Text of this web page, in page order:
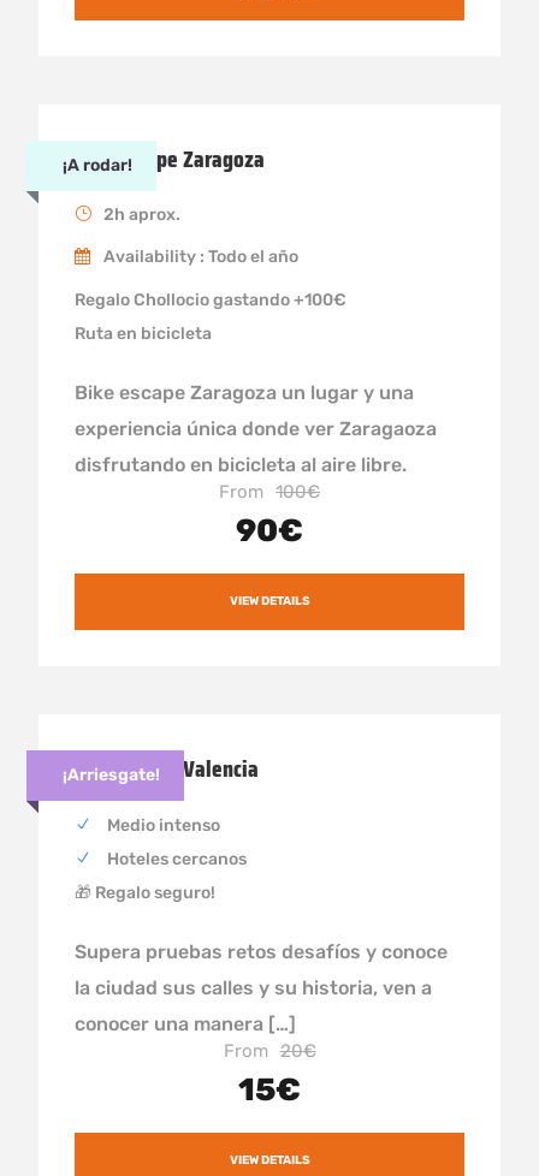
¡A rodar!
Bike Escape Zaragoza
2h aprox.
Availability : Todo el año
Regalo Chollocio gastando +100€
Ruta en bicicleta
Bike escape Zaragoza un lugar y una
experiencia única donde ver Zaragaoza
disfrutando en bicicleta al aire libre.
From 100€
90€
VIEW DETAILS
¡Arriesgate!
Yincana por Valencia
Medio intenso
Hoteles cercanos
🎁 Regalo seguro!
Supera pruebas retos desafíos y conoce
la ciudad sus calles y su historia, ven a
conocer una manera […]
From 20€
15€
VIEW DETAILS